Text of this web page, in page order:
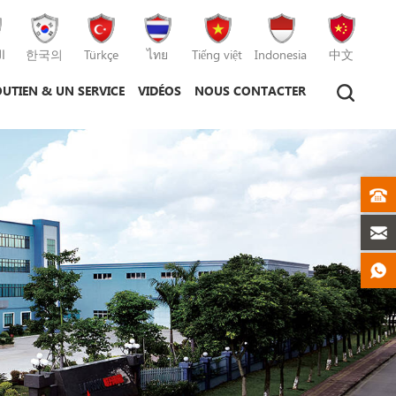
한국의 Türkçe ไทย Tiếng việt Indonesia 中文
& UN SERVICE VIDÉOS NOUS CONTACTER